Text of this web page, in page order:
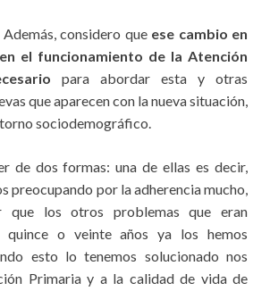
considero que ese cambio en
el funcionamiento de la Atención
para abordar esta y otras
que aparecen con la nueva situación,
sociodemográfico.
de dos formas: una de ellas es decir,
preocupando por la adherencia mucho,
que los otros problemas que eran
quince o veinte años ya los hemos
esto lo tenemos solucionado nos
Primaria y a la calidad de vida de